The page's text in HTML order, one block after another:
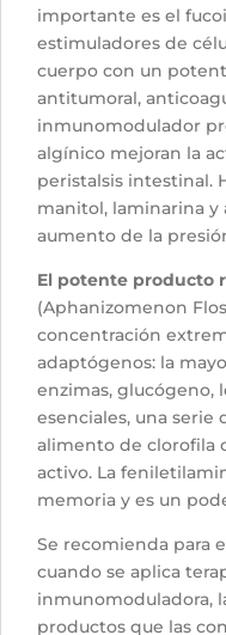
importante es el
estimuladores de
cuerpo con un
antitumoral,
inmunomodulador
algínico mejoran la
peristalsis intestinal.
manitol, laminarina y
aumento de la
El potente producto
(Aphanizomenon
concentración
adaptógenos: la
enzimas, glucógeno,
esenciales, una serie
alimento de clorofila
activo. La
memoria y es un
Se recomienda para
cuando se aplica
inmunomoduladora,
productos que las